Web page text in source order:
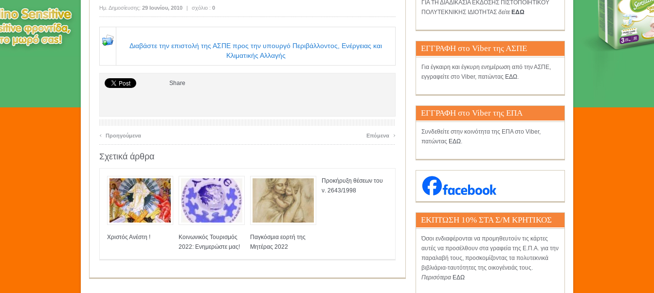
Ημ. Δημοσίευσης: 29 Ιουνίου, 2010 | σχόλιο : 0
Διαβάστε την επιστολή της ΑΣΠΕ προς την υπουργό Περιβάλλοντος, Ενέργειας και
Κλιματικής Αλλαγής
Share
‹ Προηγούμενα Επόμενα ›
Σχετικά άρθρα
Χριστός Ανέστη !
Κοινωνικός Τουρισμός
2022: Ενημερώστε μας!
Παγκόσμια εορτή της
Μητέρας 2022
Προκήρυξη θέσεων του
ν. 2643/1998
ΓΙΑ ΤΗ ΔΙΑΔΙΚΑΣΙΑ ΕΚΔΟΣΗΣ ΠΙΣΤΟΠΟΙΗΤΙΚΟΥ
ΠΟΛΥΤΕΚΝΙΚΗΣ ΙΔΙΟΤΗΤΑΣ δείτε ΕΔΩ
ΕΓΓΡΑΦΗ στο Viber της ΑΣΠΕ
Για έγκαιρη και έγκυρη ενημέρωση από την ΑΣΠΕ,
εγγραφείτε στο Viber, πατώντας ΕΔΩ.
ΕΓΓΡΑΦΗ στο Viber της ΕΠΑ
Συνδεθείτε στην κοινότητα της ΕΠΑ στο Viber,
πατώντας ΕΔΩ.
ΕΚΠΤΩΣΗ 10% ΣΤΑ Σ/Μ ΚΡΗΤΙΚΟΣ
Όσοι ενδιαφέρονται να προμηθευτούν τις κάρτες
αυτές να προσέλθουν στα γραφεία της Ε.Π.Α. για την
παραλαβή τους, προσκομίζοντας τα πολυτεκνικά
βιβλιάρια-ταυτότητες της οικογένειάς τους.
Περισότερα ΕΔΩ